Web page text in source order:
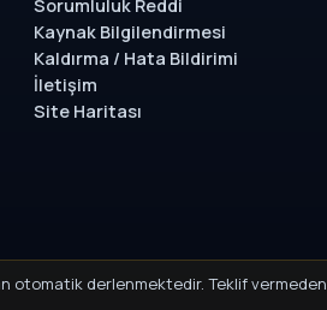
Sorumluluk Reddi
Kaynak Bilgilendirmesi
Kaldırma / Hata Bildirimi
İletişim
Site Haritası
otomatik derlenmektedir. Teklif vermeden